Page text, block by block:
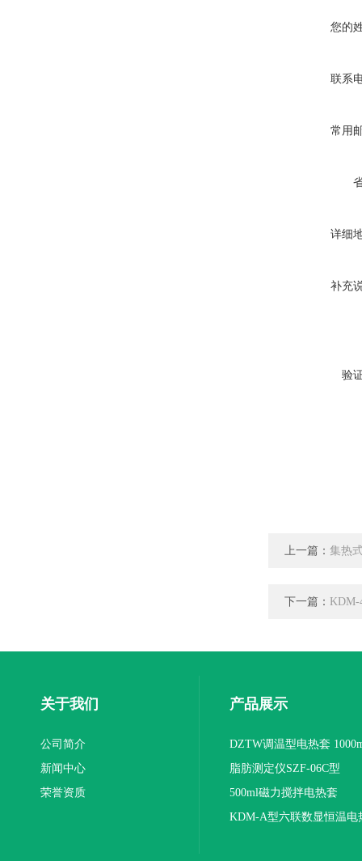
您的
联系
常用
详细
补充
验
上一篇： 集热
下一篇： KDM-
关于我们
公司简介
新闻中心
荣誉资质
产品展示
DZTW调温型电热套
联
脂肪测定仪SZF-06C型
500ml磁力搅拌电热套
KDM-A型六联数显恒温电